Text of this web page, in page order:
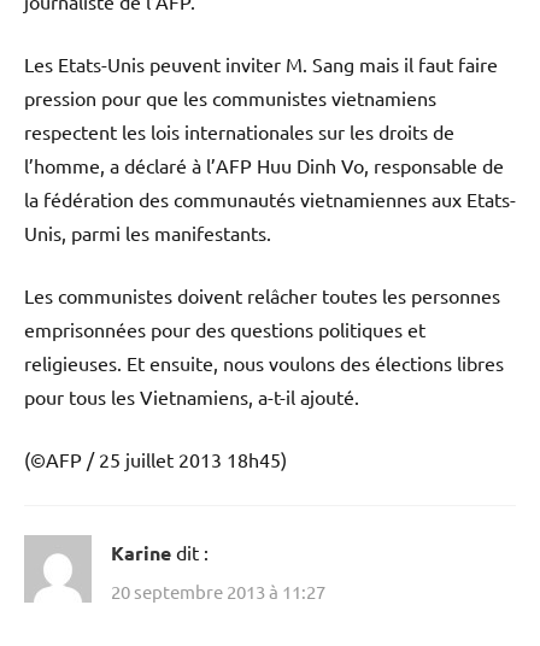
Les Etats-Unis peuvent inviter M. Sang mais il faut faire
pression pour que les communistes vietnamiens
respectent les lois internationales sur les droits de
l’homme, a déclaré à l’AFP Huu Dinh Vo, responsable de
la fédération des communautés vietnamiennes aux Etats-
Unis, parmi les manifestants.
Les communistes doivent relâcher toutes les personnes
emprisonnées pour des questions politiques et
religieuses. Et ensuite, nous voulons des élections libres
pour tous les Vietnamiens, a-t-il ajouté.
(©AFP / 25 juillet 2013 18h45)
Karine dit :
20 septembre 2013 à 11:27